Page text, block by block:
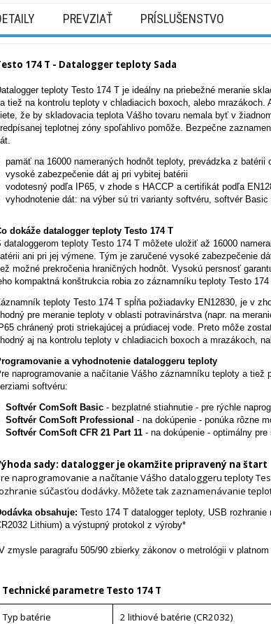
PREVZIAŤ PRÍSLUŠENSTVO
174 T - Datalogger teploty Sada
teploty Testo 174 T je ideálny na priebežné meranie
tiež na kontrolu teploty v chladiacich boxoch, alebo
že by skladovacia teplota Vášho tovaru nemala byť v
teplotnej zóny spoľahlivo pomôže. Bezpečne
pamäť na 16000 nameraných hodnôt teploty, prevádzka z batérii
vysoké zabezpečenie dát aj pri vybitej batérii
vodotesný podľa IP65, v zhode s HACCP a certifikát podľa
vyhodnotenie dát: na výber sú tri varianty softvéru, softvér
dokáže datalogger teploty Testo 174 T
dataloggerom teploty Testo 174 T môžete uložiť až 16000
ani pri jej výmene. Tým je zaručené vysoké zabezpečenie
možné prekročenia hraničných hodnôt. Vysokú persnosť
kompaktná konštrukcia robia zo záznamníku teploty Testo
teploty Testo 174 T spĺňa požiadavky EN12830, je v
pre meranie teploty v oblasti potravinárstva (napr. na
IP65 chránený proti striekajúcej a prúdiacej vode. Preto môže
aj na kontrolu teploty v chladiacich boxoch a mrazákoch,
a vyhodnotenie dataloggeru teploty
naprogramovanie a načítanie Vášho záznamníku teploty a
softvéru:
Softvér ComSoft Basic - bezplatné stiahnutie - pre rýchle
Softvér ComSoft Professional - na dokúpenie - ponúka rôzne
Softvér ComSoft CFR 21 Part 11 - na dokúpenie - optimálny
sady: datalogger je okamžite pripravený na štart
naprogramovanie a načítanie Vášho dataloggeru teploty
súčasťou dodávky. Môžete tak zaznamenávanie
obsahuje: Testo 174 T datalogger teploty, USB
Lithium) a výstupný protokol z výroby*
zmysle paragrafu 505/90 zbierky zákonov o metrológii v
Technické parametre Testo 174 T
Typ batérie 2 lithiové batérie (CR2032)